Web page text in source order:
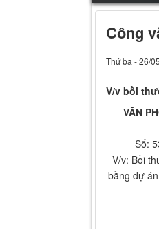
Công
Thứ ba - 26/
V/v bồi
VĂN
Số:
V/v: Bồi
bằng dự